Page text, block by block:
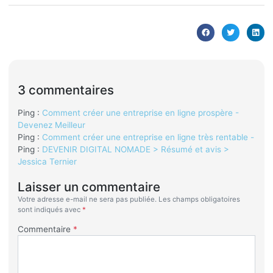
3 commentaires
Ping : Comment créer une entreprise en ligne prospère -
Devenez Meilleur
Ping : Comment créer une entreprise en ligne très rentable -
Ping : DEVENIR DIGITAL NOMADE > Résumé et avis >
Jessica Ternier
Laisser un commentaire
Votre adresse e-mail ne sera pas publiée. Les champs obligatoires
sont indiqués avec *
Commentaire *